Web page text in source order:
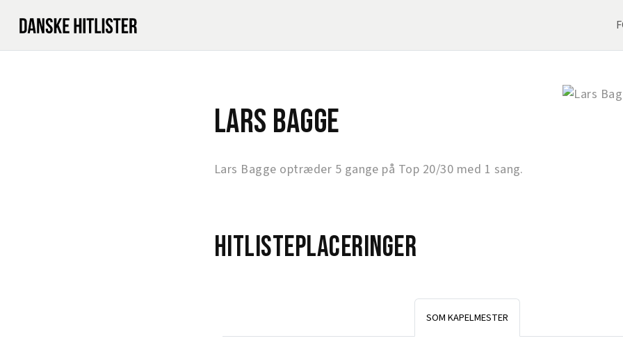
Lars Bagge
Lars Bagge optræder 5 gange på Top 20/30 med 1 sang.
Hitlisteplaceringer
SOM KAPELMESTER